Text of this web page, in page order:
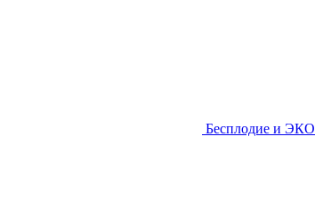
Бесплодие и ЭКО